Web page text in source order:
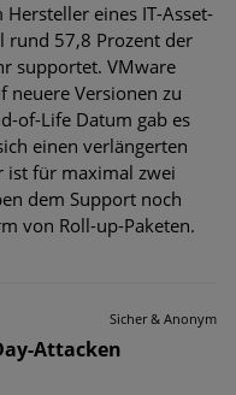
eines IT-Asset-
rund 57,8 Prozent der
supportet. VMware
neuere Versionen zu
of-Life Datum gab es
einen verlängerten
ist für maximal zwei
dem Support noch
von Roll-up-Paketen.
Sicher & Anonym
Attacken